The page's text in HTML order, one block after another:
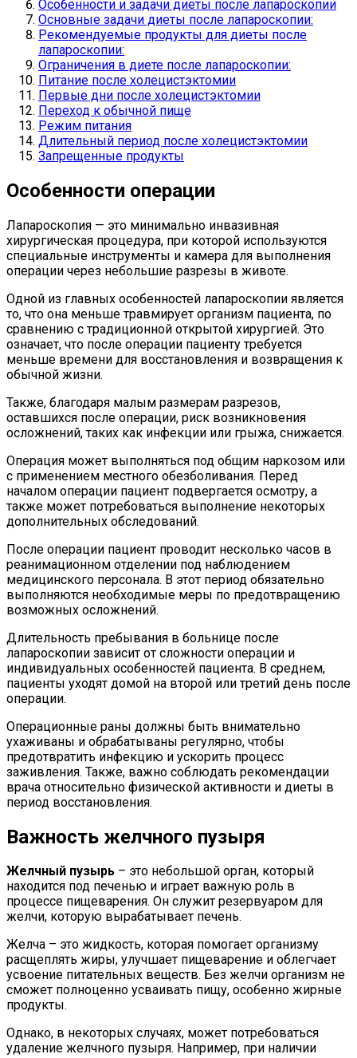
Особенности и задачи диеты после лапароскопии
Основные задачи диеты после лапароскопии:
Рекомендуемые продукты для диеты после
лапароскопии:
Ограничения в диете после лапароскопии:
Питание после холецистэктомии
Первые дни после холецистэктомии
Переход к обычной пище
Режим питания
Длительный период после холецистэктомии
Запрещенные продукты
Особенности операции
Лапароскопия — это минимально инвазивная
хирургическая процедура, при которой используются
специальные инструменты и камера для выполнения
операции через небольшие разрезы в животе.
Одной из главных особенностей лапароскопии является
то, что она меньше травмирует организм пациента, по
сравнению с традиционной открытой хирургией. Это
означает, что после операции пациенту требуется
меньше времени для восстановления и возвращения к
обычной жизни.
Также, благодаря малым размерам разрезов,
оставшихся после операции, риск возникновения
осложнений, таких как инфекции или грыжа, снижается.
Операция может выполняться под общим наркозом или
с применением местного обезболивания. Перед
началом операции пациент подвергается осмотру, а
также может потребоваться выполнение некоторых
дополнительных обследований.
После операции пациент проводит несколько часов в
реанимационном отделении под наблюдением
медицинского персонала. В этот период обязательно
выполняются необходимые меры по предотвращению
возможных осложнений.
Длительность пребывания в больнице после
лапароскопии зависит от сложности операции и
индивидуальных особенностей пациента. В среднем,
пациенты уходят домой на второй или третий день после
операции.
Операционные раны должны быть внимательно
ухаживаны и обрабатываны регулярно, чтобы
предотвратить инфекцию и ускорить процесс
заживления. Также, важно соблюдать рекомендации
врача относительно физической активности и диеты в
период восстановления.
Важность желчного пузыря
Желчный пузырь – это небольшой орган, который
находится под печенью и играет важную роль в
процессе пищеварения. Он служит резервуаром для
желчи, которую вырабатывает печень.
Желча – это жидкость, которая помогает организму
расщеплять жиры, улучшает пищеварение и облегчает
усвоение питательных веществ. Без желчи организм не
сможет полноценно усваивать пищу, особенно жирные
продукты.
Однако, в некоторых случаях, может потребоваться
удаление желчного пузыря. Например, при наличии